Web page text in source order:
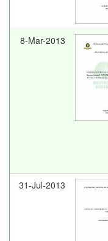
8-Mar-2013
31-Jul-2013